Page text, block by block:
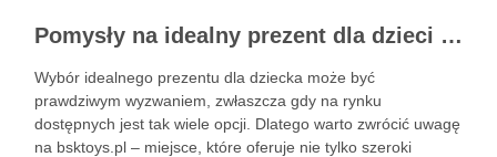
Pomysły na idealny prezent dla dzieci z BSKToys
Wybór idealnego prezentu dla dziecka może być
prawdziwym wyzwaniem, zwłaszcza gdy na rynku
dostępnych jest tak wiele opcji. Dlatego warto zwrócić uwagę
na bsktoys.pl – miejsce, które oferuje nie tylko szeroki